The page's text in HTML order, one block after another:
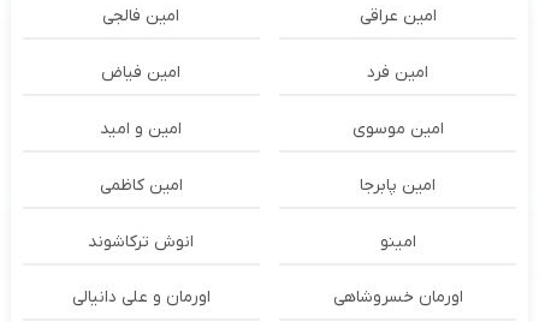
امین عراقی امین فالجی
امین فرد امین فیاض
امین موسوی امین و امید
امین پابرجا امین کاظمی
امینو انوش ترکاشوند
اورمان خسروشاهی اورمان و علی دانیالی